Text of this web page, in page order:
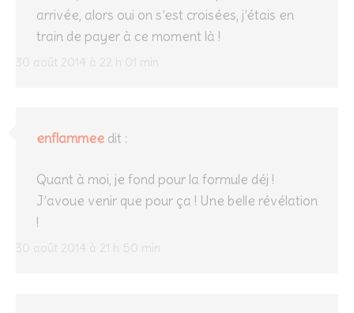
30 août 2014 à 22 h 01 min
arrivée, alors oui on s’est croisées, j’étais en
train de payer à ce moment là !
enflammee dit :
30 août 2014 à 21 h 50 min
Quant à moi, je fond pour la formule déj !
J’avoue venir que pour ça ! Une belle révélation
!